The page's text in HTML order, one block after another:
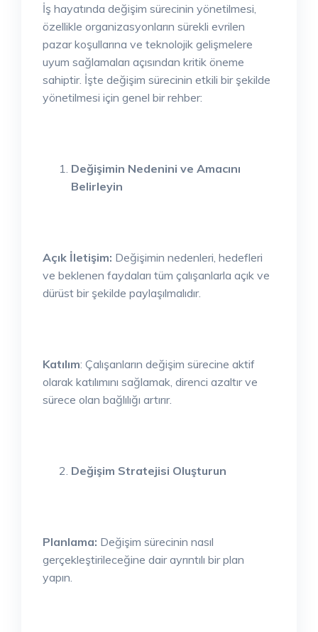
İş hayatında değişim sürecinin yönetilmesi,
özellikle organizasyonların sürekli evrilen
pazar koşullarına ve teknolojik gelişmelere
uyum sağlamaları açısından kritik öneme
sahiptir. İşte değişim sürecinin etkili bir şekilde
yönetilmesi için genel bir rehber:
Değişimin Nedenini ve Amacını
Belirleyin
Açık İletişim: Değişimin nedenleri, hedefleri
ve beklenen faydaları tüm çalışanlarla açık ve
dürüst bir şekilde paylaşılmalıdır.
Katılım: Çalışanların değişim sürecine aktif
olarak katılımını sağlamak, direnci azaltır ve
sürece olan bağlılığı artırır.
Değişim Stratejisi Oluşturun
Planlama: Değişim sürecinin nasıl
gerçekleştirileceğine dair ayrıntılı bir plan
yapın.